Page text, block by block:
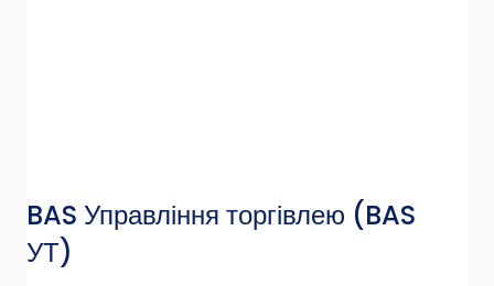
BAS Управління торгівлею (BAS
УТ)